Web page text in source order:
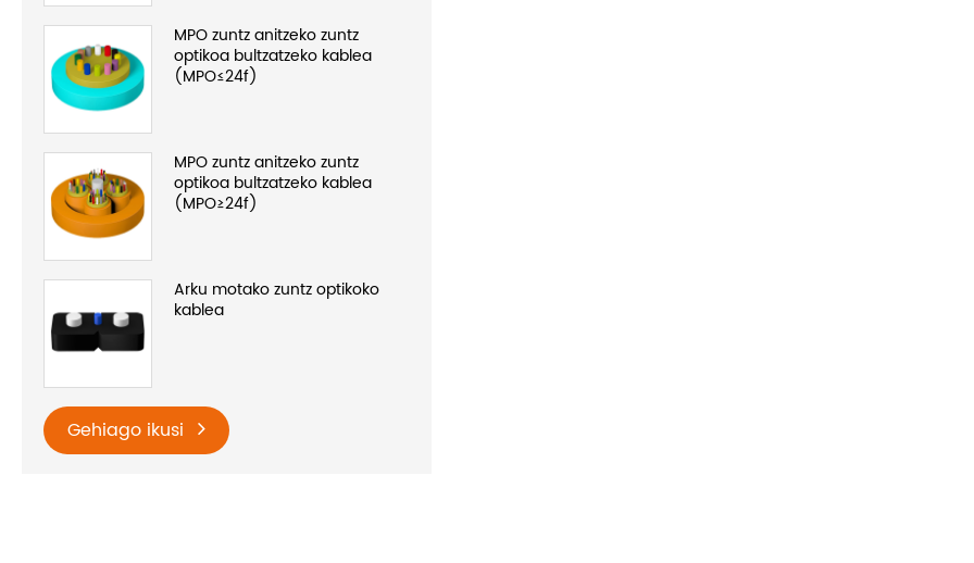
MPO zuntz anitzeko zuntz
optikoa bultzatzeko kablea
(MPO≤24f)
MPO zuntz anitzeko zuntz
optikoa bultzatzeko kablea
(MPO≥24f)
Arku motako zuntz optikoko
kablea
Gehiago ikusi